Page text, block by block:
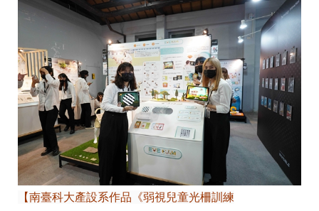
【南臺科大產設系作品《弱視兒童光柵訓練